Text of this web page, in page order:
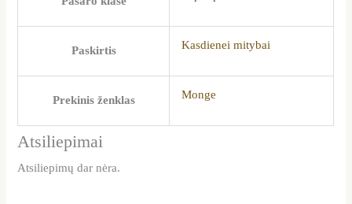
Paskirtis Kasdienei mitybai
Prekinis ženklas Monge
Atsiliepimai
Atsiliepimų dar nėra.